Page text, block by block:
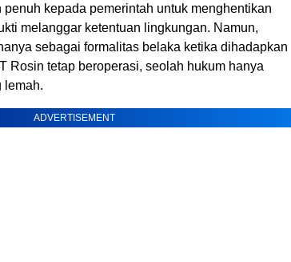
kepada pemerintah untuk menghentikan
melanggar ketentuan lingkungan. Namun,
sebagai formalitas belaka ketika dihadapkan
Rosin tetap beroperasi, seolah hukum hanya
lemah.
ADVERTISEMENT